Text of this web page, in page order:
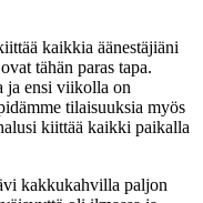
kaikkia äänestäjiäni
tähän paras tapa.
ja ensi viikolla on
tilaisuuksia myös
kiittää kaikki paikalla
kakkukahvilla paljon